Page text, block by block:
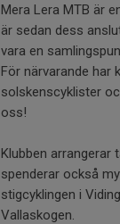
Mera Lera MTB är
är sedan dess
vara en
För närvarande har
solskenscyklister
oss!
Klubben arrangerar
spenderar också
stigcyklingen i
Vallaskogen.